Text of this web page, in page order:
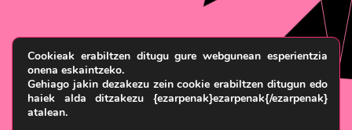
Legezko oharra eta pribatasun politika
Terminoak eta
Baldintzak
Cookie politika © HARRIKA KOLEKTIBOA, 2026
Cookieak erabiltzen ditugu gure webgunean esperientzia
onena eskaintzeko.
Gehiago jakin dezakezu zein cookie erabiltzen ditugun edo
haiek alda ditzakezu {ezarpenak}ezarpenak{/ezarpenak}
atalean.